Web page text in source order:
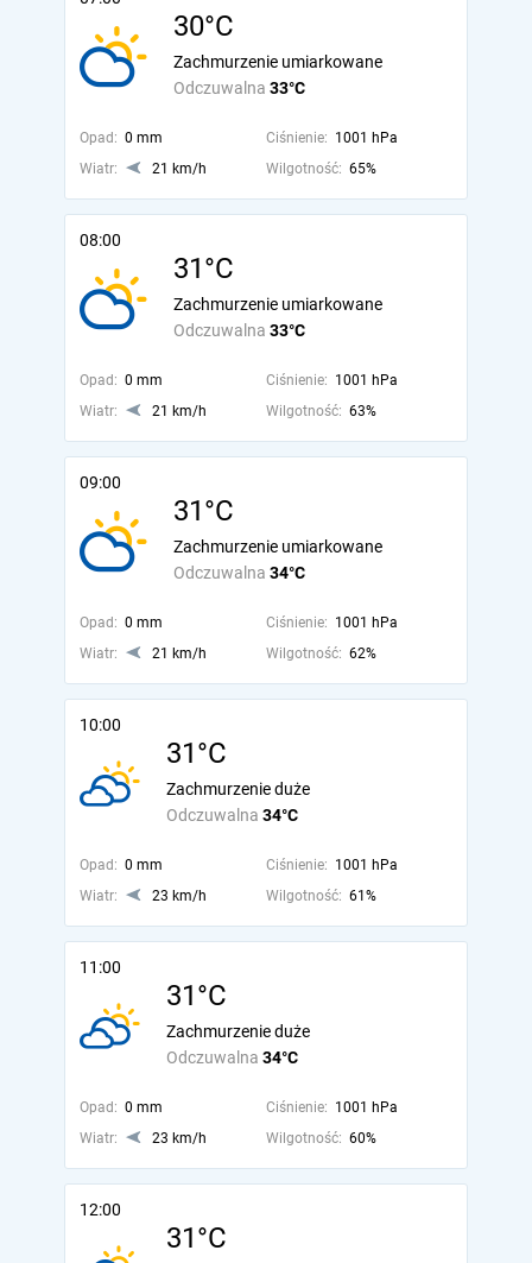
30°C
Odczuwalna 33°C
Zachmurzenie umiarkowane
Opad: 0 mm Ciśnienie: 1001 hPa
Wiatr:
21 km/h Wilgotność: 65%
08:00
31°C
Odczuwalna 33°C
Zachmurzenie umiarkowane
Opad: 0 mm Ciśnienie: 1001 hPa
Wiatr:
21 km/h Wilgotność: 63%
09:00
31°C
Odczuwalna 34°C
Zachmurzenie umiarkowane
Opad: 0 mm Ciśnienie: 1001 hPa
Wiatr:
21 km/h Wilgotność: 62%
10:00
31°C
Odczuwalna 34°C
Zachmurzenie duże
Opad: 0 mm Ciśnienie: 1001 hPa
Wiatr:
23 km/h Wilgotność: 61%
11:00
31°C
Odczuwalna 34°C
Zachmurzenie duże
Opad: 0 mm Ciśnienie: 1001 hPa
Wiatr:
23 km/h Wilgotność: 60%
12:00
31°C